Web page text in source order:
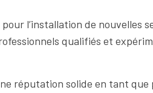
l’installation de nouvelles
qualifiés et
réputation solide en tant